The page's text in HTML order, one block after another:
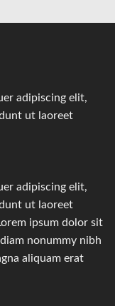
adipiscing elit,
ut laoreet
adipiscing elit,
ut laoreet
ipsum dolor sit
nonummy nibh
aliquam erat